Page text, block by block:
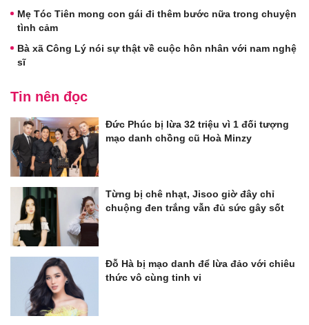
Mẹ Tóc Tiên mong con gái đi thêm bước nữa trong chuyện
tình cảm
Bà xã Công Lý nói sự thật về cuộc hôn nhân với nam nghệ
sĩ
Tin nên đọc
Đức Phúc bị lừa 32 triệu vì 1 đối tượng
mạo danh chồng cũ Hoà Minzy
Từng bị chê nhạt, Jisoo giờ đây chỉ
chuộng đen trắng vẫn đủ sức gây sốt
Đỗ Hà bị mạo danh để lừa đảo với chiêu
thức vô cùng tinh vi